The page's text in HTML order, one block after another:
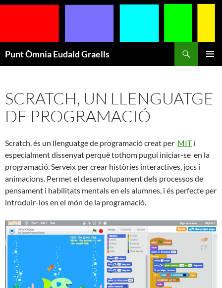
Punt Òmnia Eudald Graells
SCRATCH, UN LLENGUATGE
DE PROGRAMACIÓ
Scratch, és un llenguatge de programació creat per MITi
especialment dissenyat perquè tothom pugui iniciar-se en la
programació. Serveix per crear històries interactives, jocs i
animacions. Permet el desenvolupament dels processos de
pensament i habilitats mentals en els alumnes, i és perfecte per
introduir-los en el món de la programació.